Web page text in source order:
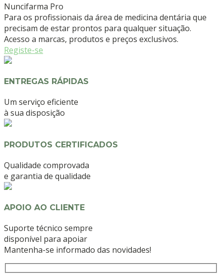
Nuncifarma Pro
Para os profissionais da área de medicina dentária que
precisam de estar prontos para qualquer situação.
Acesso a marcas, produtos e preços exclusivos.
Registe-se
ENTREGAS RÁPIDAS
Um serviço eficiente
à sua disposição
PRODUTOS CERTIFICADOS
Qualidade comprovada
e garantia de qualidade
APOIO AO CLIENTE
Suporte técnico sempre
disponível para apoiar
Mantenha-se informado das novidades!